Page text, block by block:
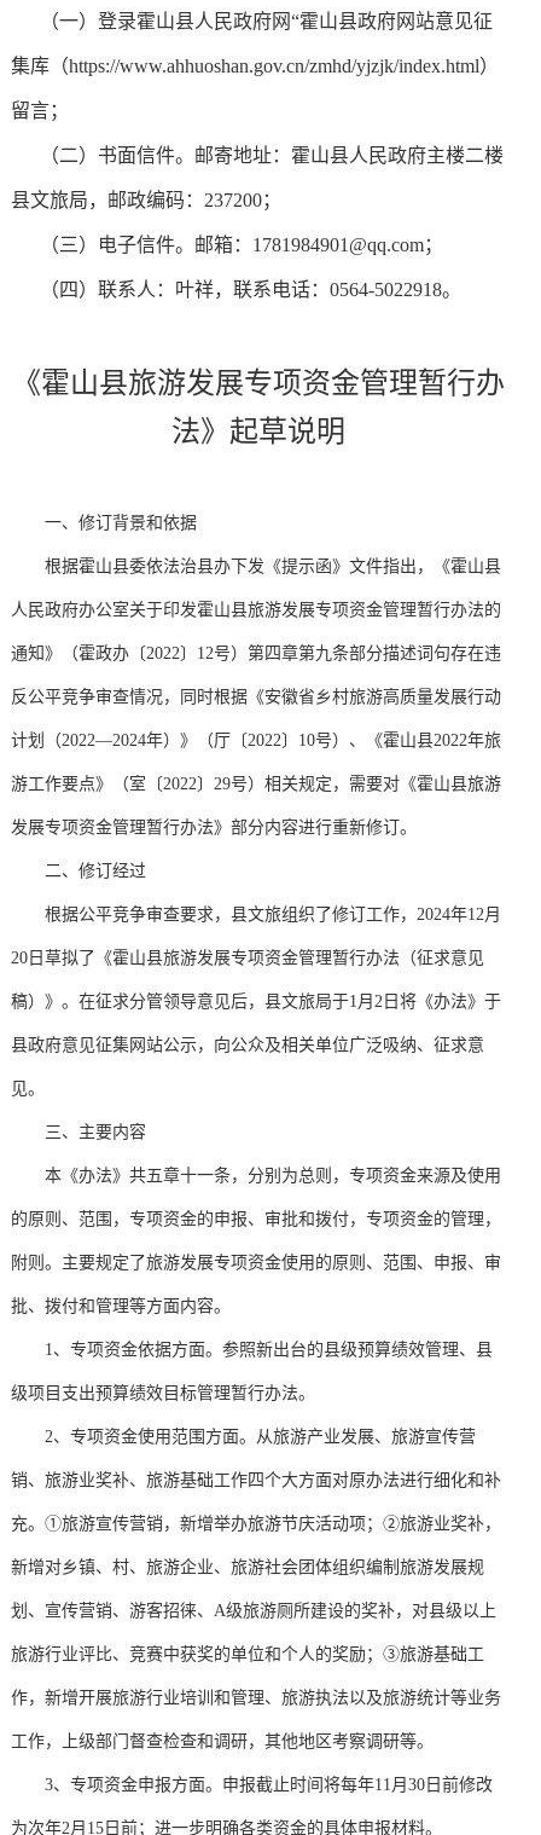
（一）登录霍山县人民政府网“霍山县政府网站意见征
集库（https://www.ahhuoshan.gov.cn/zmhd/yjzjk/index.html）
留言；
（二）书面信件。邮寄地址：霍山县人民政府主楼二楼
县文旅局，邮政编码：237200；
（三）电子信件。邮箱：1781984901@qq.com；
（四）联系人：叶祥，联系电话：0564-5022918。
《霍山县旅游发展专项资金管理暂行办
法》起草说明
一、修订背景和依据
根据霍山县委依法治县办下发《提示函》文件指出，《霍山县
人民政府办公室关于印发霍山县旅游发展专项资金管理暂行办法的
通知》（霍政办〔2022〕12号）第四章第九条部分描述词句存在违
反公平竞争审查情况，同时根据《安徽省乡村旅游高质量发展行动
计划（2022—2024年）》（厅〔2022〕10号）、《霍山县2022年旅
游工作要点》（室〔2022〕29号）相关规定，需要对《霍山县旅游
发展专项资金管理暂行办法》部分内容进行重新修订。
二、修订经过
根据公平竞争审查要求，县文旅组织了修订工作，2024年12月
20日草拟了《霍山县旅游发展专项资金管理暂行办法（征求意见
稿）》。在征求分管领导意见后，县文旅局于1月2日将《办法》于
县政府意见征集网站公示，向公众及相关单位广泛吸纳、征求意
见。
三、主要内容
本《办法》共五章十一条，分别为总则，专项资金来源及使用
的原则、范围，专项资金的申报、审批和拨付，专项资金的管理，
附则。主要规定了旅游发展专项资金使用的原则、范围、申报、审
批、拨付和管理等方面内容。
1、专项资金依据方面。参照新出台的县级预算绩效管理、县
级项目支出预算绩效目标管理暂行办法。
2、专项资金使用范围方面。从旅游产业发展、旅游宣传营
销、旅游业奖补、旅游基础工作四个大方面对原办法进行细化和补
充。①旅游宣传营销，新增举办旅游节庆活动项；②旅游业奖补，
新增对乡镇、村、旅游企业、旅游社会团体组织编制旅游发展规
划、宣传营销、游客招徕、A级旅游厕所建设的奖补，对县级以上
旅游行业评比、竞赛中获奖的单位和个人的奖励；③旅游基础工
作，新增开展旅游行业培训和管理、旅游执法以及旅游统计等业务
工作，上级部门督查检查和调研，其他地区考察调研等。
3、专项资金申报方面。申报截止时间将每年11月30日前修改
为次年2月15日前；进一步明确各类资金的具体申报材料。